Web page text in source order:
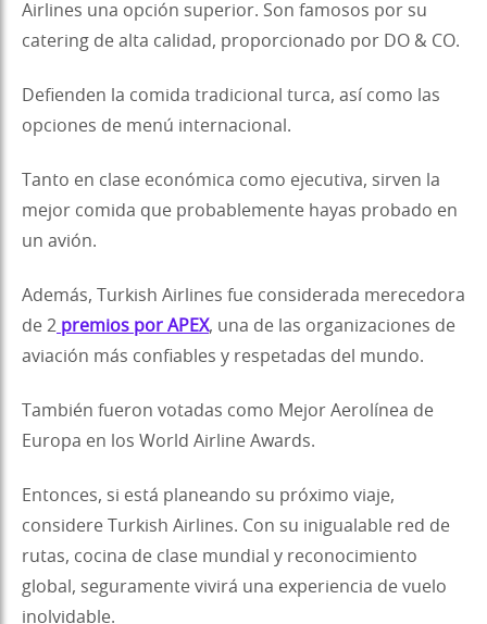
Airlines una opción superior. Son famosos por su
catering de alta calidad, proporcionado por DO & CO.
Defienden la comida tradicional turca, así como las
opciones de menú internacional.
Tanto en clase económica como ejecutiva, sirven la
mejor comida que probablemente hayas probado en
un avión.
Además, Turkish Airlines fue considerada merecedora
de 2 premios por APEX, una de las organizaciones de
aviación más confiables y respetadas del mundo.
También fueron votadas como Mejor Aerolínea de
Europa en los World Airline Awards.
Entonces, si está planeando su próximo viaje,
considere Turkish Airlines. Con su inigualable red de
rutas, cocina de clase mundial y reconocimiento
global, seguramente vivirá una experiencia de vuelo
inolvidable.